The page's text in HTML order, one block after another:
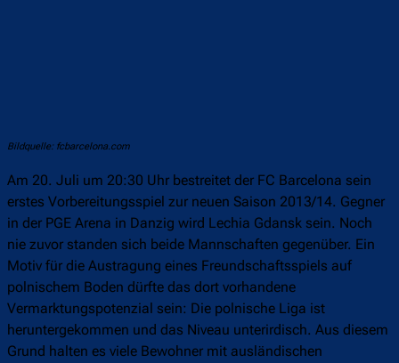
Bildquelle: fcbarcelona.com
Am 20. Juli um 20:30 Uhr bestreitet der FC Barcelona sein
erstes Vorbereitungsspiel zur neuen Saison 2013/14. Gegner
in der PGE Arena in Danzig wird Lechia Gdansk sein. Noch
nie zuvor standen sich beide Mannschaften gegenüber. Ein
Motiv für die Austragung eines Freundschaftsspiels auf
polnischem Boden dürfte das dort vorhandene
Vermarktungspotenzial sein: Die polnische Liga ist
heruntergekommen und das Niveau unterirdisch. Aus diesem
Grund halten es viele Bewohner mit ausländischen